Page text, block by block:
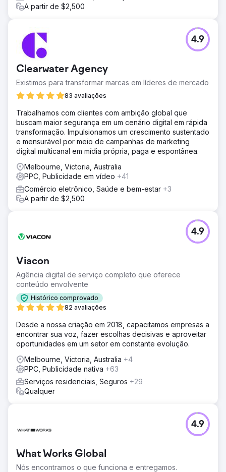
A partir de $2,500
Clearwater Agency
Existimos para transformar marcas em líderes de mercado
83 avaliações
4.9
Trabalhamos com clientes com ambição global que
buscam maior segurança em um cenário digital em rápida
transformação. Impulsionamos um crescimento sustentado
e mensurável por meio de campanhas de marketing
digital multicanal em mídia própria, paga e espontânea.
Melbourne, Victoria, Australia
PPC, Publicidade em vídeo +41
Comércio eletrônico, Saúde e bem-estar +3
A partir de $2,500
Viacon
Agência digital de serviço completo que oferece
conteúdo envolvente
Histórico comprovado
82 avaliações
4.9
Desde a nossa criação em 2018, capacitamos empresas a
encontrar sua voz, fazer escolhas decisivas e aproveitar
oportunidades em um setor em constante evolução.
Melbourne, Victoria, Australia +4
PPC, Publicidade nativa +63
Serviços residenciais, Seguros +29
Qualquer
What Works Global
Nós encontramos o que funciona e entregamos.
4.9